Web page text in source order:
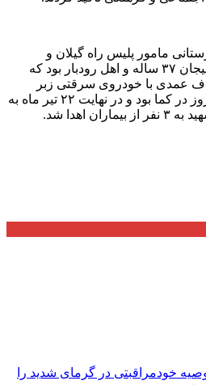
مامور پلیس راه گیلان و
جانشین پلیس راه رشت – لاهیجان ۳۷ ساله و اهل رودبار بود که
۱۴۰۴ در تصادف عمدی با خودروی سرقتی زبر
گرفته شد. شهید مهرپور ۱۳ روز در کما بود و در نهایت ۲۲ تیر ماه به
اهدا شد.
بهداشت ۵۰ توصیه خودمراقبتی در گرمای شدید را